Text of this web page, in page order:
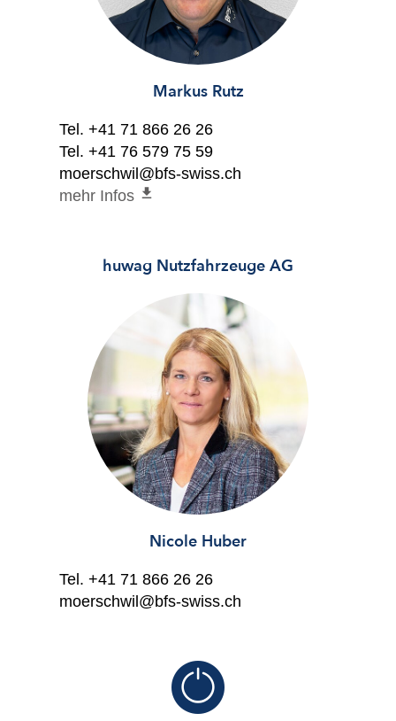
Markus Rutz
Tel. +41 71 866 26 26
Tel. +41 76 579 75 59
moerschwil@bfs-swiss.ch
mehr Infos file_download
huwag Nutzfahrzeuge AG
Nicole Huber
Tel. +41 71 866 26 26
moerschwil@bfs-swiss.ch